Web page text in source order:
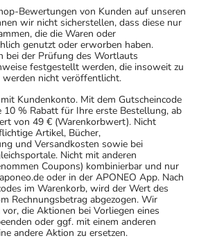
Bewertungen von Kunden auf unseren
wir nicht sicherstellen, dass diese nur
die die Waren oder
genutzt oder erworben haben.
bei der Prüfung des Wortlauts
festgestellt werden, die insoweit zu
nicht veröffentlicht.
Kundenkonto. Mit dem Gutscheincode
10 % Rabatt für Ihre erste Bestellung, ab
von 49 € (Warenkorbwert). Nicht
Artikel, Bücher,
und Versandkosten sowie bei
Nicht mit anderen
Coupons) kombinierbar und nur
oder in der APONEO App. Nach
im Warenkorb, wird der Wert des
Rechnungsbetrag abgezogen. Wir
die Aktionen bei Vorliegen eines
oder ggf. mit einem anderen
andere Aktion zu ersetzen.